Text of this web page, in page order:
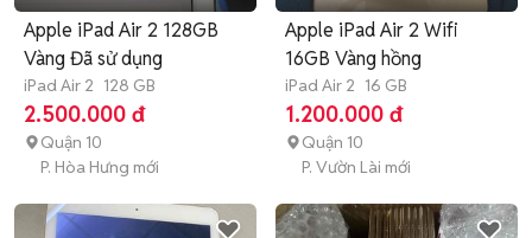
Apple iPad Air 2 128GB
Vàng Đã sử dụng
iPad Air 2 128 GB
2.500.000 đ
Quận 10
P. Hòa Hưng mới
Apple iPad Air 2 Wifi
16GB Vàng hồng
iPad Air 2 16 GB
1.200.000 đ
Quận 10
P. Vườn Lài mới